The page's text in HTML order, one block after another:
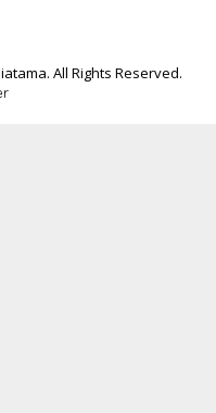
All Rights Reserved.